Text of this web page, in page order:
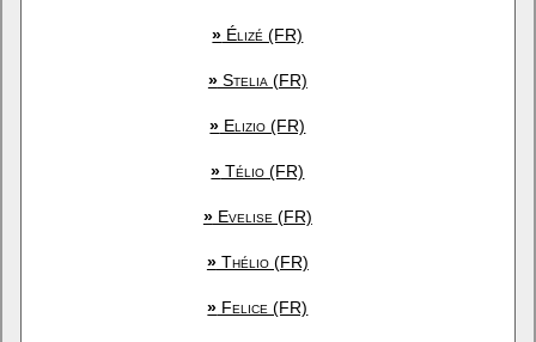
» Élizé (FR)
»Stelia (FR)
» Elizio (FR)
» Télio (FR)
»Evelise (FR)
»Thélio (FR)
» Felice (FR)